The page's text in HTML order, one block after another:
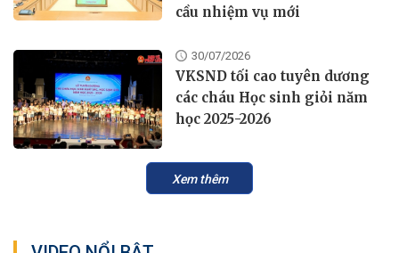
cầu nhiệm vụ mới
30/07/2026
VKSND tối cao tuyên dương
các cháu Học sinh giỏi năm
học 2025-2026
Xem thêm